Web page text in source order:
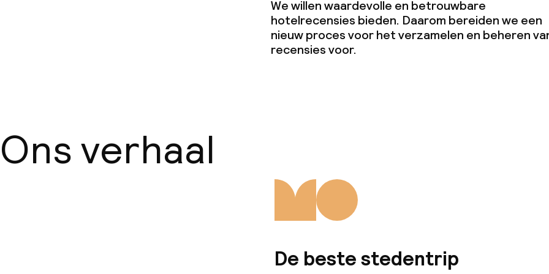
We willen waardevolle en betrouwbare
hotelrecensies bieden. Daarom bereiden we een
nieuw proces voor het verzamelen en beheren
recensies voor.
Ons verhaal
De beste stedentrip